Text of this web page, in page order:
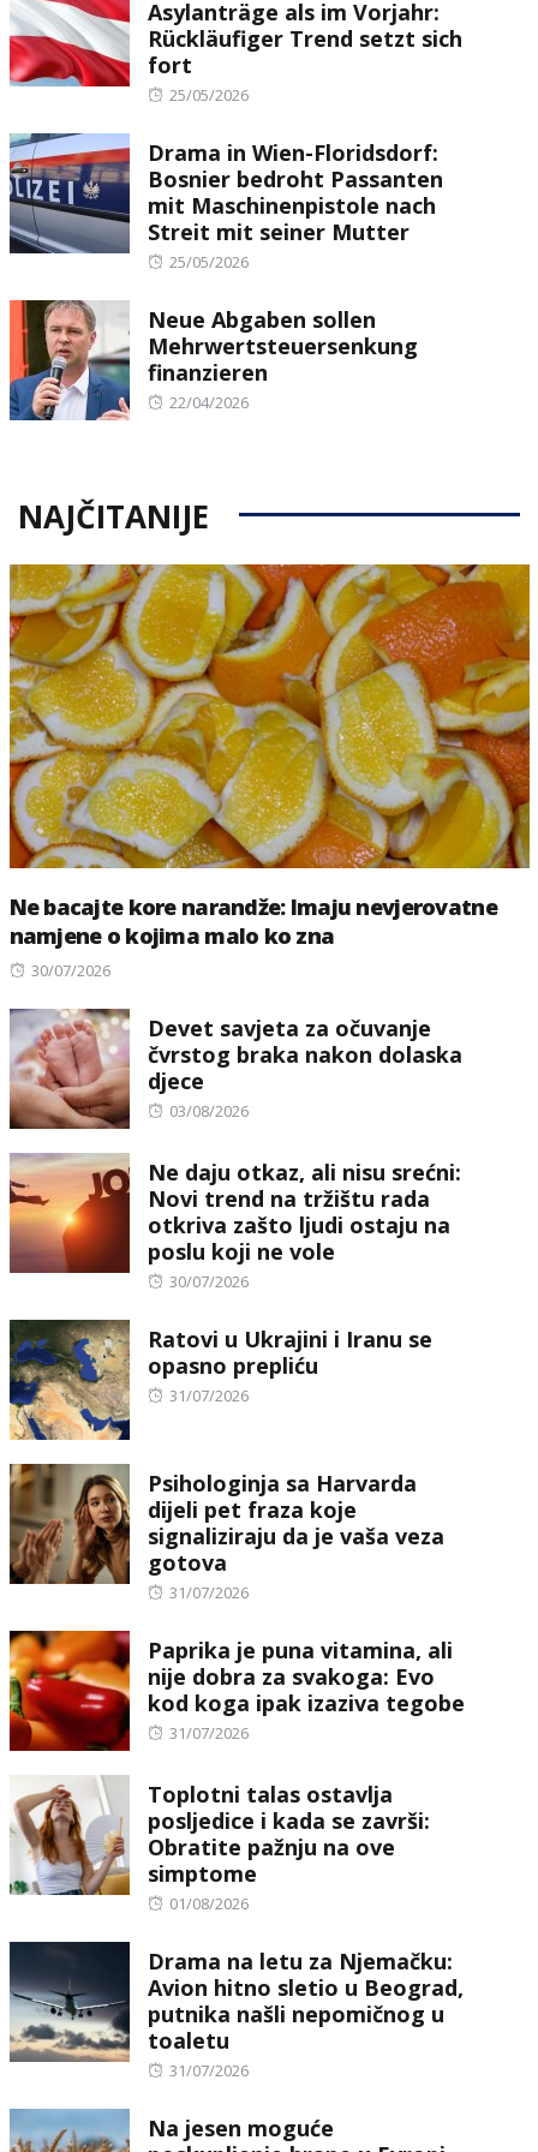
Asylanträge als im Vorjahr:
Rückläufiger Trend setzt sich
fort
Posted
25/05/2026
Drama in Wien-Floridsdorf:
Bosnier bedroht Passanten
mit Maschinenpistole nach
Streit mit seiner Mutter
Posted
25/05/2026
Neue Abgaben sollen
Mehrwertsteuersenkung
finanzieren
Posted
22/04/2026
NAJČITANIJE
Ne bacajte kore narandže: Imaju nevjerovatne
namjene o kojima malo ko zna
Posted
30/07/2026
Devet savjeta za očuvanje
čvrstog braka nakon dolaska
djece
Posted
03/08/2026
Ne daju otkaz, ali nisu srećni:
Novi trend na tržištu rada
otkriva zašto ljudi ostaju na
poslu koji ne vole
Posted
30/07/2026
Ratovi u Ukrajini i Iranu se
opasno prepliću
Posted
31/07/2026
Psihologinja sa Harvarda
dijeli pet fraza koje
signaliziraju da je vaša veza
gotova
Posted
31/07/2026
Paprika je puna vitamina, ali
nije dobra za svakoga: Evo
kod koga ipak izaziva tegobe
Posted
31/07/2026
Toplotni talas ostavlja
posljedice i kada se završi:
Obratite pažnju na ove
simptome
Posted
01/08/2026
Drama na letu za Njemačku:
Avion hitno sletio u Beograd,
putnika našli nepomičnog u
toaletu
Posted
31/07/2026
Na jesen moguće